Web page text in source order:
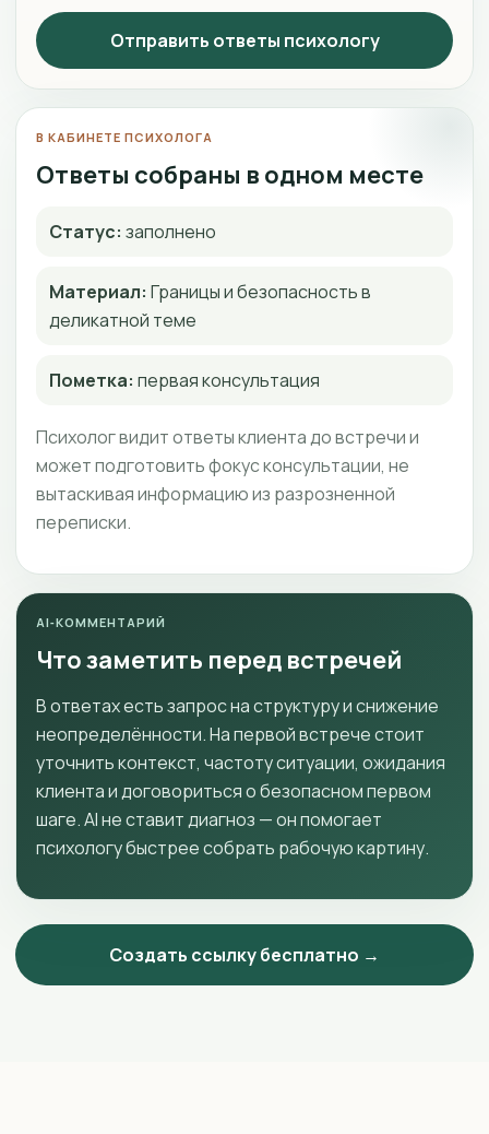
Отправить ответы психологу
В КАБИНЕТЕ ПСИХОЛОГА
Ответы собраны в одном месте
Статус: заполнено
Материал: Границы и безопасность в
деликатной теме
Пометка: первая консультация
Психолог видит ответы клиента до встречи и
может подготовить фокус консультации, не
вытаскивая информацию из разрозненной
переписки.
AI‑КОММЕНТАРИЙ
Что заметить перед встречей
В ответах есть запрос на структуру и снижение
неопределённости. На первой встрече стоит
уточнить контекст, частоту ситуации, ожидания
клиента и договориться о безопасном первом
шаге. AI не ставит диагноз — он помогает
психологу быстрее собрать рабочую картину.
Создать ссылку бесплатно →